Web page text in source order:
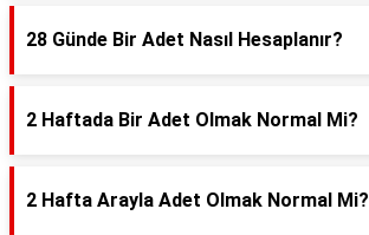
28 Günde Bir Adet Nasıl Hesaplanır?
2 Haftada Bir Adet Olmak Normal Mi?
2 Hafta Arayla Adet Olmak Normal Mi?